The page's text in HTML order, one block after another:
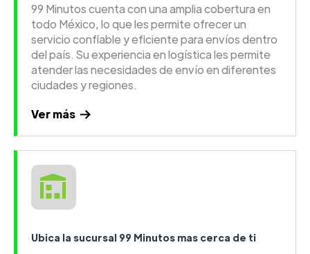
99 Minutos cuenta con una amplia cobertura en
todo México, lo que les permite ofrecer un
servicio confiable y eficiente para envíos dentro
del país. Su experiencia en logística les permite
atender las necesidades de envío en diferentes
ciudades y regiones.
Ver más
Ubica la sucursal 99 Minutos mas cerca de ti